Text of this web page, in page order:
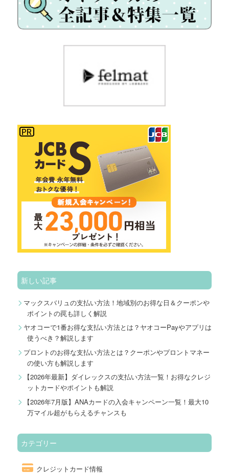
新しい記事
マックスバリュの支払い方法！地域別のお得な日＆クーポンや
ポイントの罠も詳しく解説
ヤオコーで1番お得な支払い方法とは？ヤオコーPayやアプリは
使うべき？解説します
プロントのお得な支払い方法とは？クーポンやプロントマネー
の使い方も解説します
【2026年最新】ダイレックスの支払い方法一覧！お得なクレジ
ットカードやポイントも解説
【2026年7月版】ANAカードの入会キャンペーン一覧！最大10
万マイル超がもらえるチャンスも
カテゴリー
クレジットカード情報